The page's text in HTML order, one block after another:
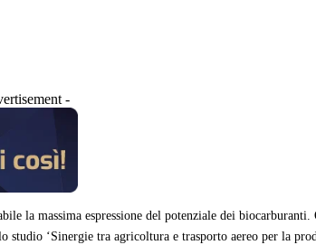
-
massima espressione del potenziale dei biocarburanti.
‘Sinergie tra agricoltura e trasporto aereo per la